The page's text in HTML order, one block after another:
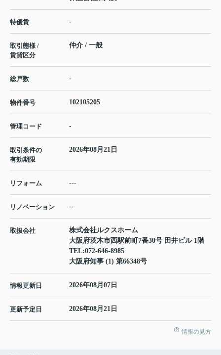
特優賃 -
取引態様 /
賃貸区分
仲介 / 一般
総戸数 -
物件番号 102105205
管理コード -
取引条件の
有効期限
2026年08月21日
リフォーム ---
リノベーション --
取扱会社
株式会社ルクスホーム
大阪府茨木市西駅前町7番30号 田井ビル 1階
TEL:072-646-8985
大阪府知事 (1) 第66348号
情報更新日 2026年08月07日
更新予定日 2026年08月21日
情報の見方